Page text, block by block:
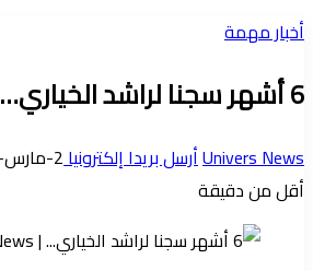
أخبار مهمة
6 أشهر سجنا لراشد الخياري…
Univers Newsأرسل بريدا إلكترونيا2-مارس-2023 18h59
أقل من دقيقة